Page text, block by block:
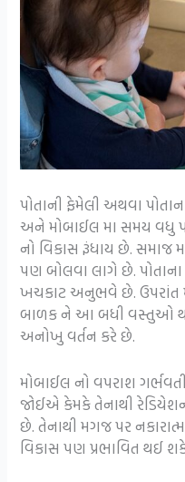
પોતાની ફેમેલી અથવા
અને મોબાઈલ મા સમય વધુ
નો વિકાસ રૂંધાય છે. સમાજ
પણ બોલવા લાગે છે.
ખચકાટ અનુભવે છે. ઉપરાંત
બાળક ને આ બધી વસ્તુઓ
અનોખુ વર્તન કરે છે.
મોબાઈલ નો વપરાશ
જોઈએ કેમકે તેનાથી
છે. તેનાથી મગજ પર
વિકાસ પણ પ્રભાવિત થઈ